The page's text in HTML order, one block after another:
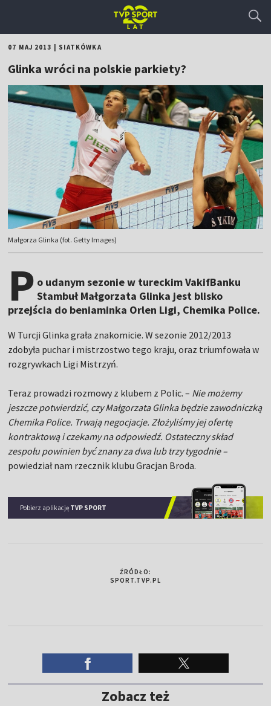
07 MAJ 2013 SIATKÓWKA
Glinka wróci na polskie parkiety?
Małgorza Glinka (fot. Getty Images)
P o udanym sezonie w tureckim VakifBanku
Stambuł Małgorzata Glinka jest blisko
przejścia do beniaminka Orlen Ligi, Chemika Police.
W Turcji Glinka grała znakomicie. W sezonie 2012/2013
zdobyła puchar i mistrzostwo tego kraju, oraz triumfowała w
rozgrywkach Ligi Mistrzyń.
Teraz prowadzi rozmowy z klubem z Polic. – Nie możemy
jeszcze potwierdzić, czy Małgorzata Glinka będzie zawodniczką
Chemika Police. Trwają negocjacje. Złożyliśmy jej ofertę
kontraktową i czekamy na odpowiedź. Ostateczny skład
zespołu powinien być znany za dwa lub trzy tygodnie –
powiedział nam rzecznik klubu Gracjan Broda.
Pobierz aplikację TVP SPORT
ŹRÓDŁO:
SPORT.TVP.PL
Zobacz też